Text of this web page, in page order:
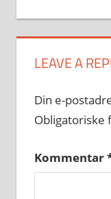
LEAVE A
Din e-
Obligatoriske
Kommentar